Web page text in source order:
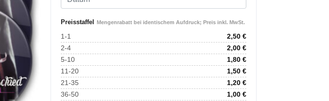
Preisstaffel Mengenrabatt bei identischem Aufdruck; Preis inkl. MwSt.
1-1 2,50 €
2-4
2,00 €
5-10
1,80 €
11-20
1,50 €
21-35
1,20 €
36-50
1,00 €